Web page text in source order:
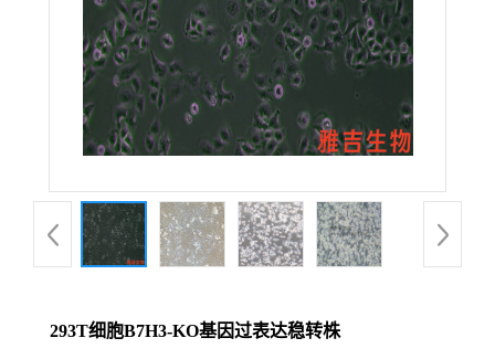
293T细胞B7H3-KO基因过表达稳转株